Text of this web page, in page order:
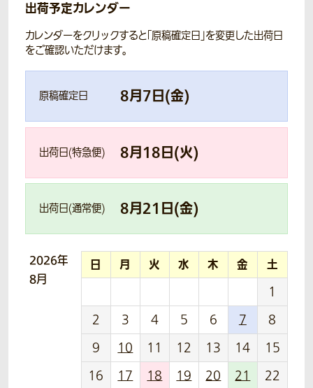
出荷予定カレンダー
カレンダーをクリックすると「原稿確定日」を変更した出荷日
をご確認いただけます。
原稿確定日 8月7日(金)
出荷日(特急便) 8月18日(火)
出荷日(通常便) 8月21 日(金)
2026年
8月
日 月 火 水 木 金 土
1
2
3 4 5 6 7
8
9
10 11 12 13 14
15
16
17 18 19 20 21
22